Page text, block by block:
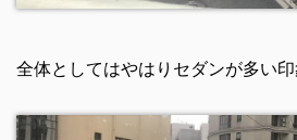
全体としてはやはりセダンが多い印